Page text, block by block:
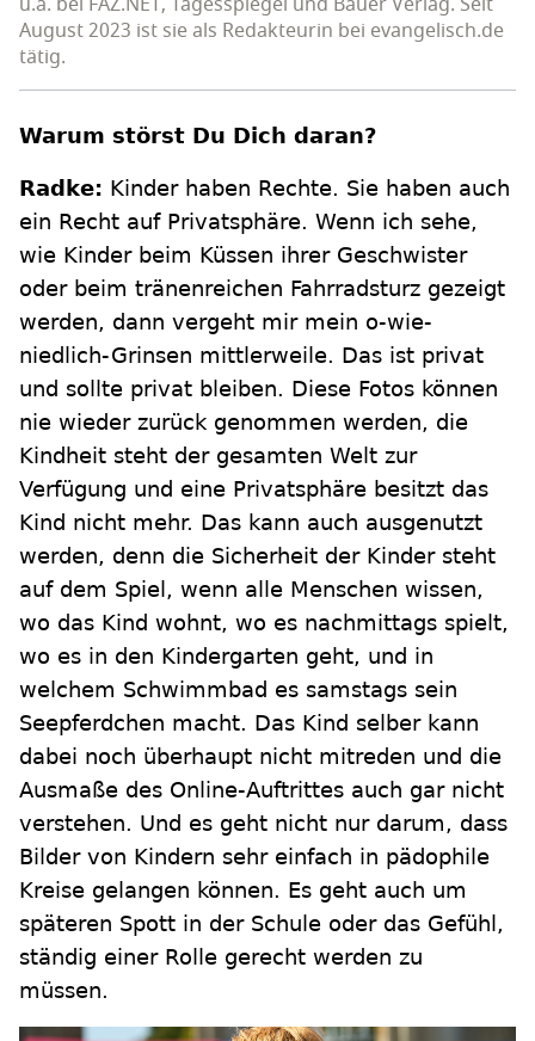
August 2023 ist sie als Redakteurin bei evangelisch.de
tätig.
Warum störst Du Dich daran?
Radke: Kinder haben Rechte. Sie haben auch
ein Recht auf Privatsphäre. Wenn ich sehe,
wie Kinder beim Küssen ihrer Geschwister
oder beim tränenreichen Fahrradsturz gezeigt
werden, dann vergeht mir mein o-wie-
niedlich-Grinsen mittlerweile. Das ist privat
und sollte privat bleiben. Diese Fotos können
nie wieder zurück genommen werden, die
Kindheit steht der gesamten Welt zur
Verfügung und eine Privatsphäre besitzt das
Kind nicht mehr. Das kann auch ausgenutzt
werden, denn die Sicherheit der Kinder steht
auf dem Spiel, wenn alle Menschen wissen,
wo das Kind wohnt, wo es nachmittags spielt,
wo es in den Kindergarten geht, und in
welchem Schwimmbad es samstags sein
Seepferdchen macht. Das Kind selber kann
dabei noch überhaupt nicht mitreden und die
Ausmaße des Online-Auftrittes auch gar nicht
verstehen. Und es geht nicht nur darum, dass
Bilder von Kindern sehr einfach in pädophile
Kreise gelangen können. Es geht auch um
späteren Spott in der Schule oder das Gefühl,
ständig einer Rolle gerecht werden zu
müssen.